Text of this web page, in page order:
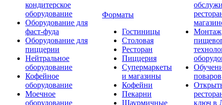
кондитерское
оборудование
Оборудование для
фаст-фуда
Оборудование для
пиццерии
Нейтральное
оборудование
Кофейное
оборудование
Моечное
оборудование
Форматы
Гостиницы
Столовая
Ресторан
Пиццерия
Супермаркеты
и магазины
Кофейни
Пекарни
Шаурмичные
Монтаж
поваров
ключ в